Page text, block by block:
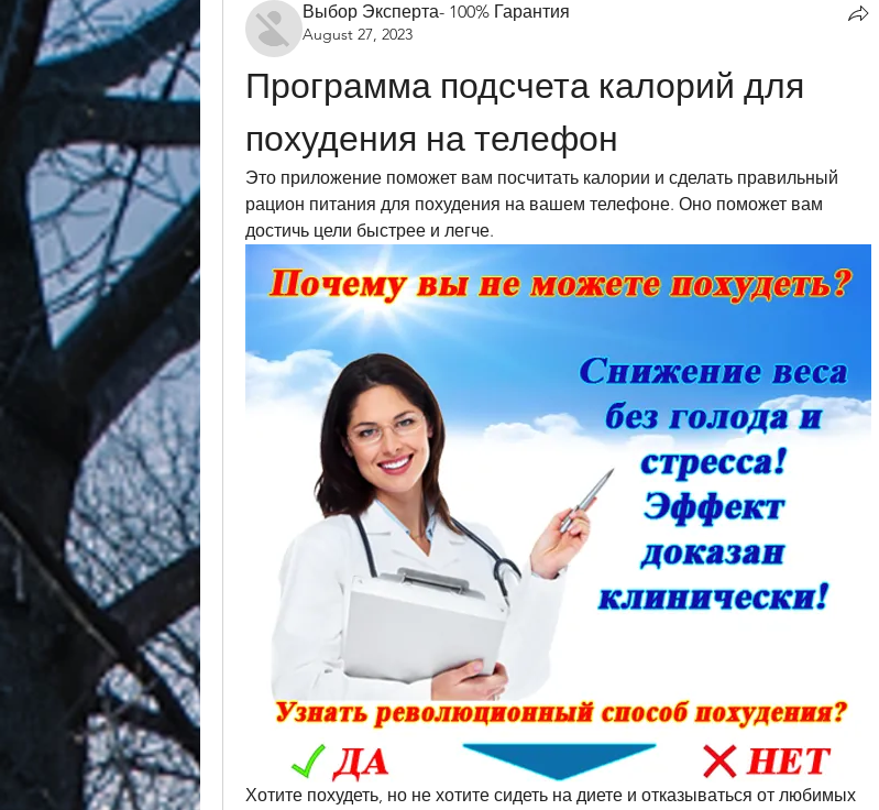
Выбор Эксперта- 100% Гарантия
August 27, 2023
Программа подсчета калорий для
похудения на телефон
Это приложение поможет вам посчитать калории и сделать правильный
рацион питания для похудения на вашем телефоне. Оно поможет вам
достичь цели быстрее и легче.
Хотите похудеть, но не хотите сидеть на диете и отказываться от любимых